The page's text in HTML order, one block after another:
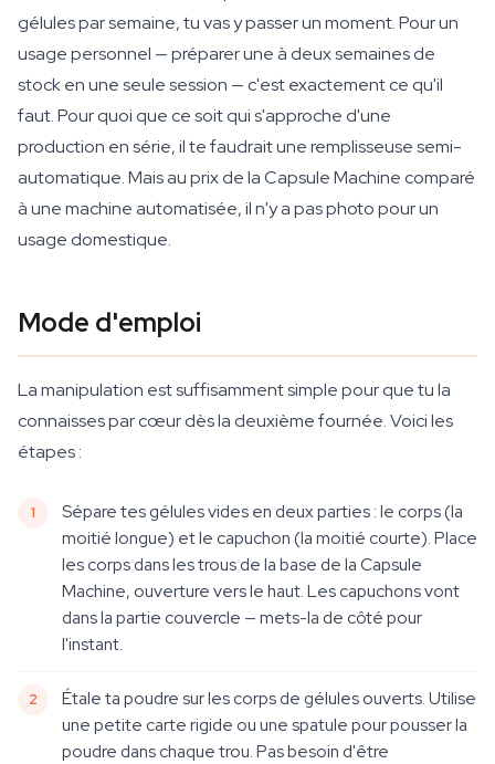
gélules par semaine, tu vas y passer un moment. Pour un
usage personnel — préparer une à deux semaines de
stock en une seule session — c'est exactement ce qu'il
faut. Pour quoi que ce soit qui s'approche d'une
production en série, il te faudrait une remplisseuse semi-
automatique. Mais au prix de la Capsule Machine comparé
à une machine automatisée, il n'y a pas photo pour un
usage domestique.
Mode d'emploi
La manipulation est suffisamment simple pour que tu la
connaisses par cœur dès la deuxième fournée. Voici les
étapes :
Sépare tes gélules vides en deux parties : le corps (la
moitié longue) et le capuchon (la moitié courte). Place
les corps dans les trous de la base de la Capsule
Machine, ouverture vers le haut. Les capuchons vont
dans la partie couvercle — mets-la de côté pour
l'instant.
Étale ta poudre sur les corps de gélules ouverts. Utilise
une petite carte rigide ou une spatule pour pousser la
poudre dans chaque trou. Pas besoin d'être